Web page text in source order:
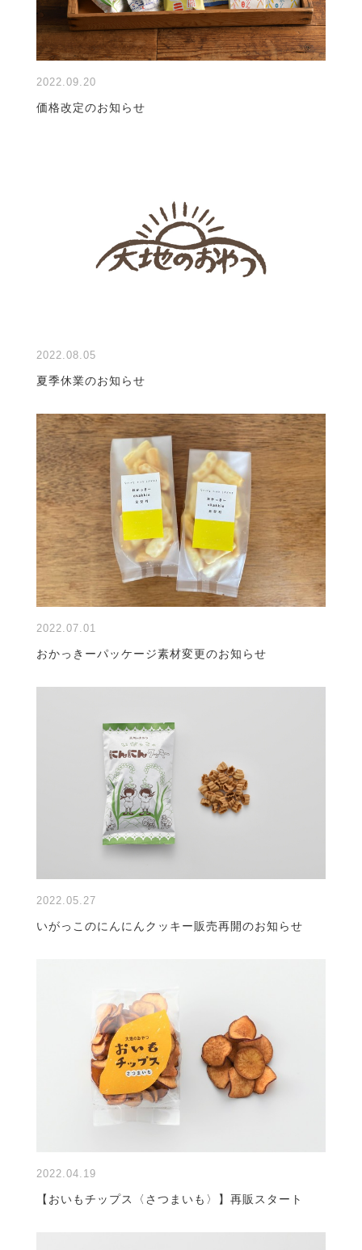
2022.09.20
価格改定のお知らせ
2022.08.05
夏季休業のお知らせ
2022.07.01
おかっきーパッケージ素材変更のお知らせ
2022.05.27
いがっこのにんにんクッキー販売再開のお知らせ
2022.04.19
【おいもチップス〈さつまいも〉】再販スタート